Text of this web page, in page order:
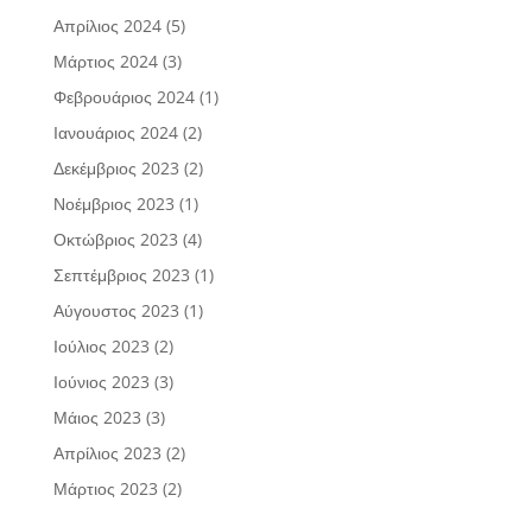
Απρίλιος 2024(5)
Μάρτιος 2024(3)
Φεβρουάριος 2024(1)
Ιανουάριος 2024(2)
Δεκέμβριος 2023 (2)
Νοέμβριος 2023 (1)
Οκτώβριος 2023 (4)
Σεπτέμβριος 2023 (1)
Αύγουστος 2023 (1)
Ιούλιος 2023 (2)
Ιούνιος 2023 (3)
Μάιος 2023 (3)
Απρίλιος 2023 (2)
Μάρτιος 2023 (2)